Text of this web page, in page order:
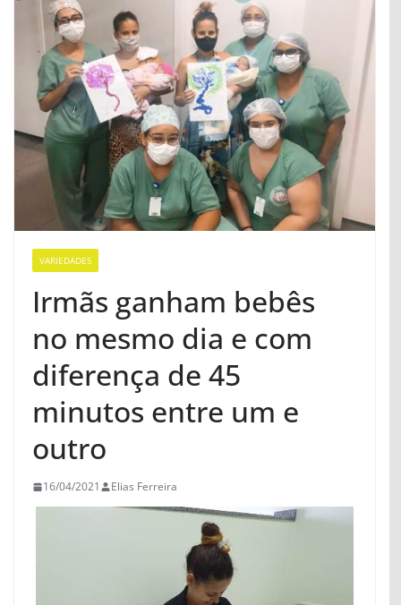
VARIEDADES
Irmãs ganham bebês
no mesmo dia e com
diferença de 45
minutos entre um e
outro
16/04/2021 Elias Ferreira